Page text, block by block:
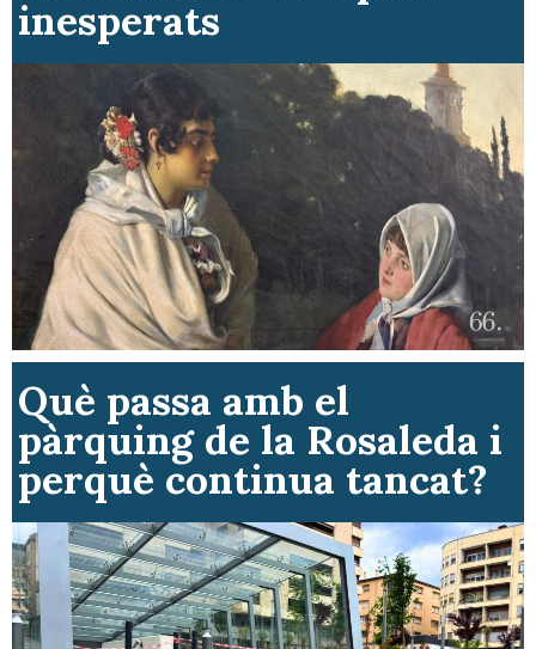
inesperats
Què passa amb el
pàrquing de la Rosaleda i
perquè continua tancat?